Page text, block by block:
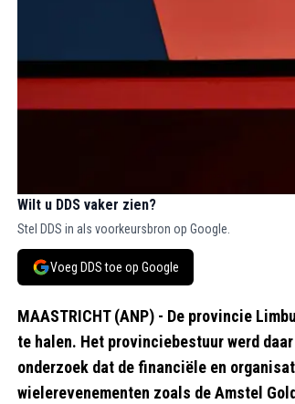
Wilt u DDS vaker zien?
Stel DDS in als voorkeursbron op Google.
Voeg DDS toe op Google
MAASTRICHT (ANP) - De provincie
te halen. Het provinciebestuur werd
onderzoek dat de financiële en
wielerevenementen zoals de Amstel